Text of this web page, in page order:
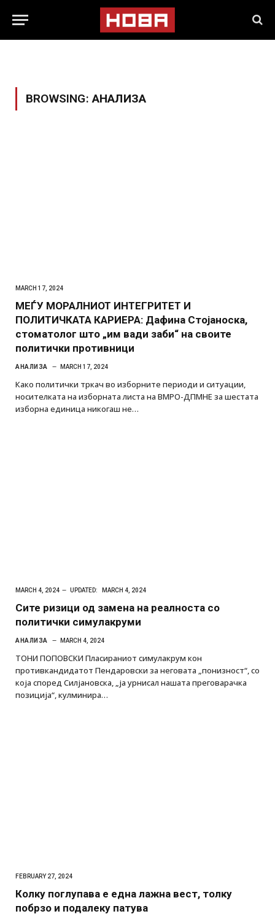
BROWSING:АНАЛИЗА
MARCH 17, 2024
МЕЃУ МОРАЛНИОТ ИНТЕГРИТЕТ И
ПОЛИТИЧКАТА КАРИЕРА: Дафина Стојаноска,
стоматолог што „им вади заби“ на своите
политички противници
АНАЛИЗА MARCH 17, 2024
Како политички тркач во изборните периоди и ситуации,
носителката на изборната листа на ВМРО-ДПМНЕ за шестата
изборна единица никогаш не…
MARCH 4, 2024 UPDATED: MARCH 4, 2024
Сите ризици од замена на реалноста со
политички симулакруми
АНАЛИЗА MARCH 4, 2024
ТОНИ ПОПОВСКИ Пласираниот симулакрум кон
противкандидатот Пендаровски за неговата „понизност“, со
која според Силјановска, „ја урнисал нашата преговарачка
позиција“, кулминира…
FEBRUARY 27, 2024
Колку поглупава е една лажна вест, толку
побрзо и подалеку патува